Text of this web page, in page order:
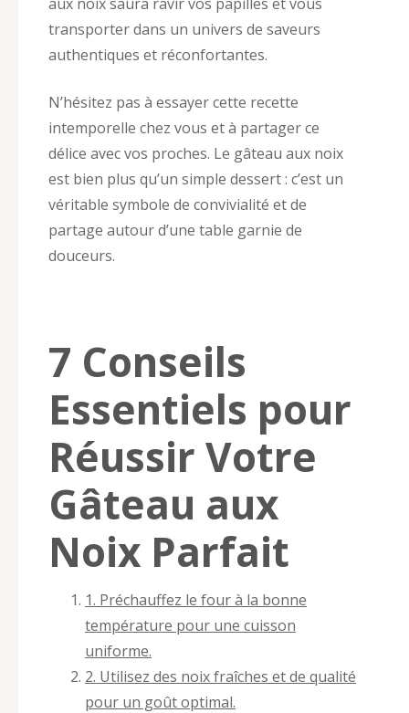
transporter dans un univers de saveurs
authentiques et réconfortantes.
N’hésitez pas à essayer cette recette
intemporelle chez vous et à partager ce
délice avec vos proches. Le gâteau aux noix
est bien plus qu’un simple dessert : c’est un
véritable symbole de convivialité et de
partage autour d’une table garnie de
douceurs.
7 Conseils
Essentiels pour
Réussir Votre
Gâteau aux
Noix Parfait
1. Préchauffez le four à la bonne
température pour une cuisson
uniforme.
2. Utilisez des noix fraîches et de qualité
pour un goût optimal.